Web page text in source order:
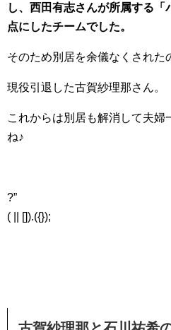
し、西田有志さんが所属する
点にしたチームでした。
そのため別居を余儀なくされた
現役引退した古賀紗理那さん。
これからは別居も解消して夫婦
ね♪
?”
( || []).({});